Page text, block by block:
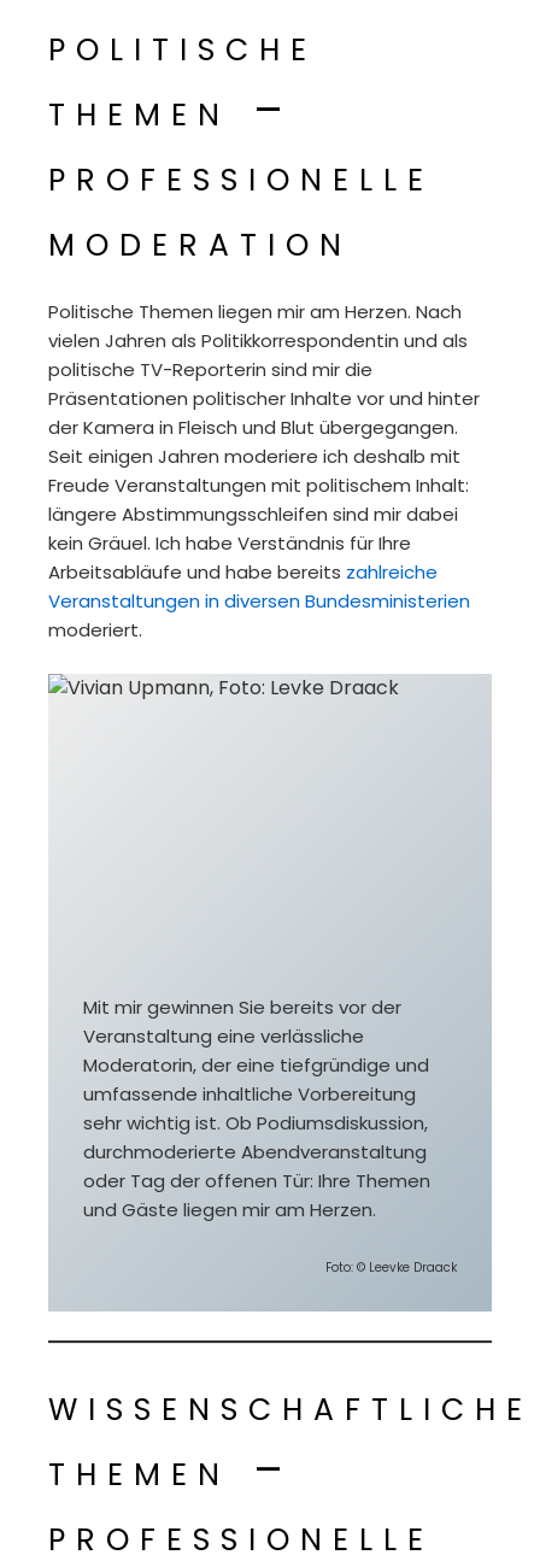
politische
themen –
professionelle
moderation
Politische Themen liegen mir am Herzen. Nach
vielen Jahren als Politikkorrespondentin und als
politische TV-Reporterin sind mir die
Präsentationen politischer Inhalte vor und hinter
der Kamera in Fleisch und Blut übergegangen.
Seit einigen Jahren moderiere ich deshalb mit
Freude Veranstaltungen mit politischem Inhalt:
längere Abstimmungsschleifen sind mir dabei
kein Gräuel. Ich habe Verständnis für Ihre
Arbeitsabläufe und habe bereits zahlreiche
Veranstaltungen in diversen Bundesministerien
moderiert.
Mit mir gewinnen Sie bereits vor der
Veranstaltung eine verlässliche
Moderatorin, der eine tiefgründige und
umfassende inhaltliche Vorbereitung
sehr wichtig ist. Ob Podiumsdiskussion,
durchmoderierte Abendveranstaltung
oder Tag der offenen Tür: Ihre Themen
und Gäste liegen mir am Herzen.
Foto: © Leevke Draack
wissenschaftliche
themen –
professionelle